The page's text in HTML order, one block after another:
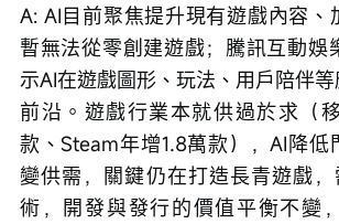
A: AI目前聚焦提升現有遊戲內容、
暫無法從零創建遊戲；騰訊互動娛
示AI在遊戲圖形、玩法、用戶陪伴
前沿。遊戲行業本就供過於求（
款、Steam年增1.8萬款），AI降低
變供需，關鍵仍在打造長青遊戲
術，開發與發行的價值平衡不變